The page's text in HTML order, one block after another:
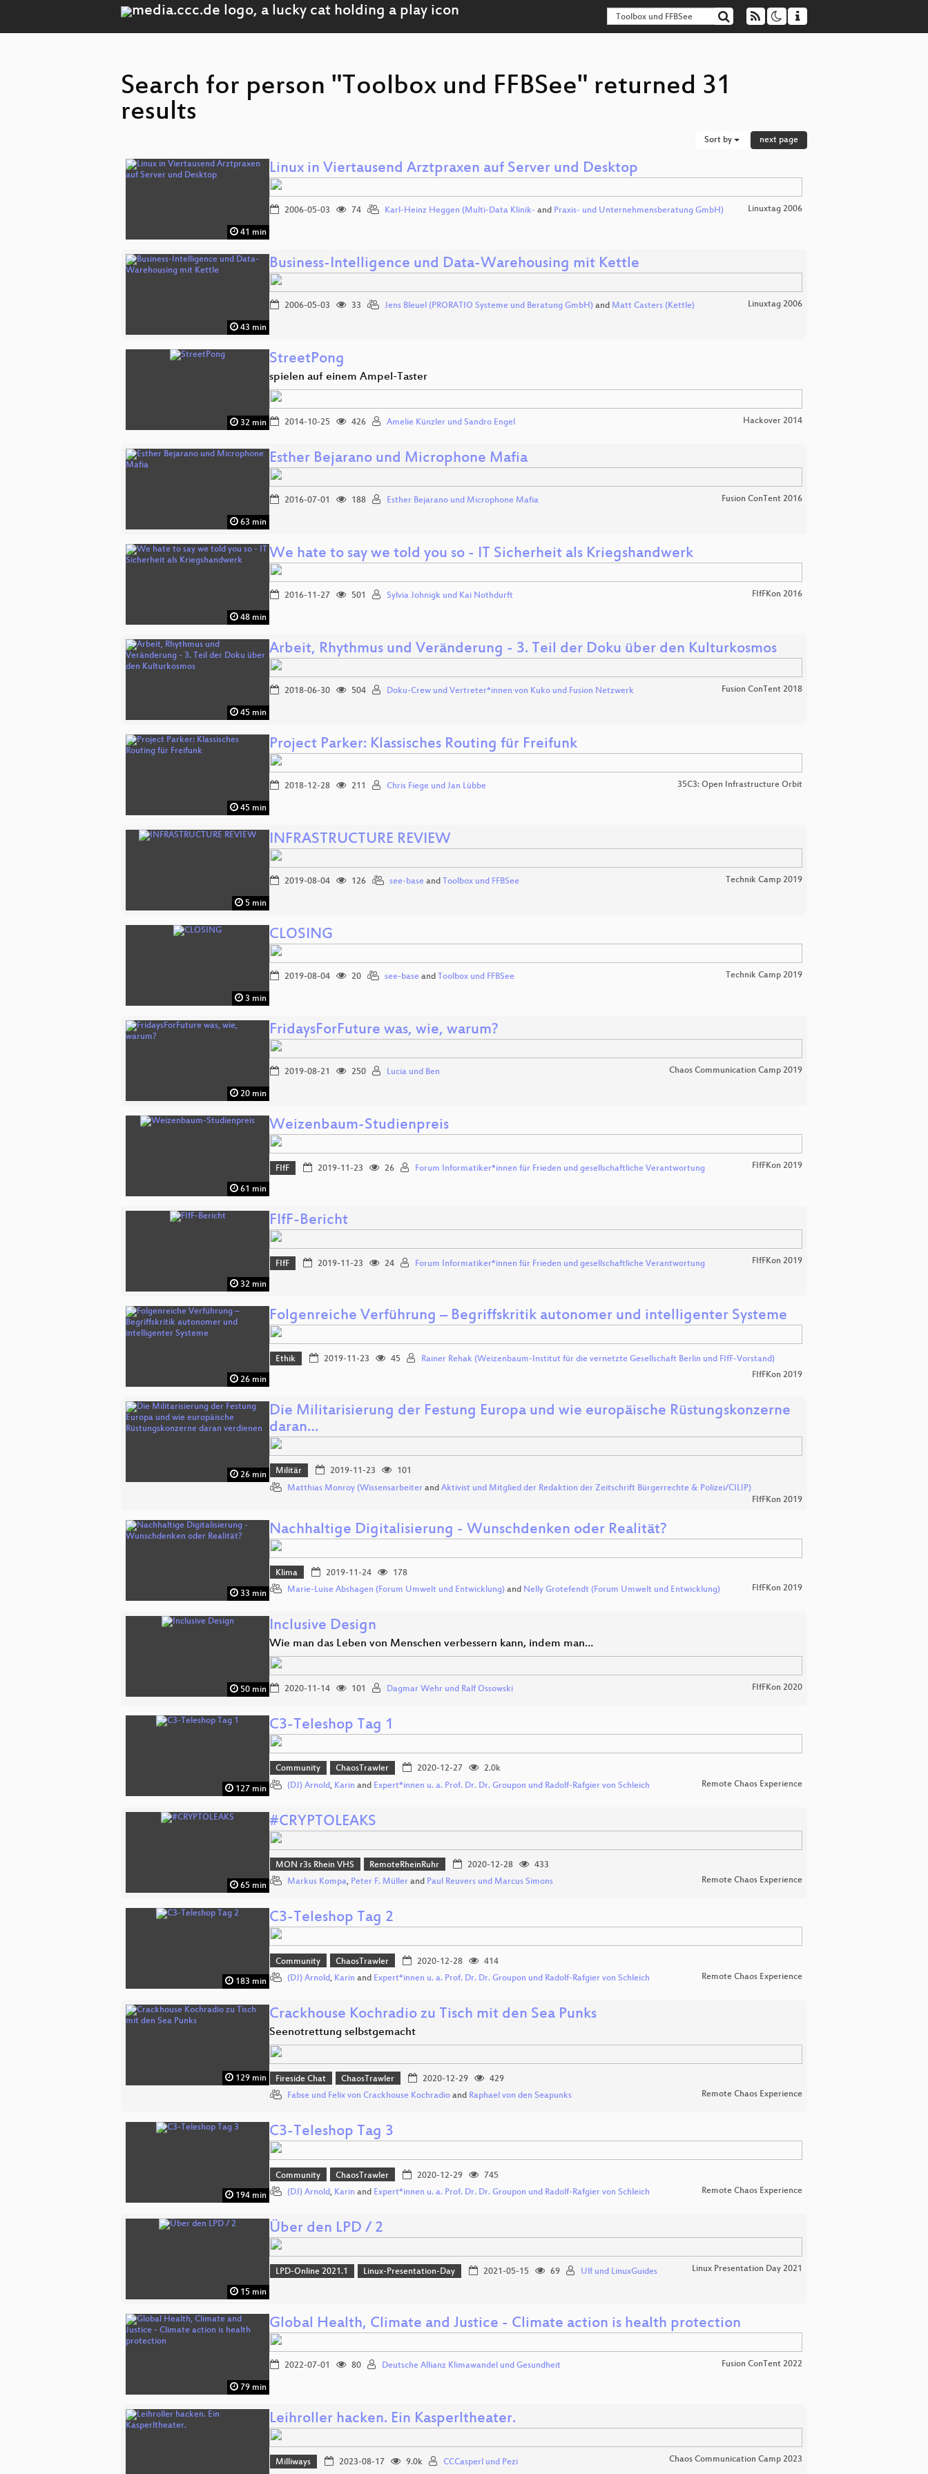
Search for person "Toolbox und FFBSee" returned 31
results
Sort by next page
41 min
Linux in Viertausend Arztpraxen auf Server und Desktop
2006-05-03 74 Karl-Heinz Heggen (Multi-Data Klinik- and Praxis- und Unternehmensberatung GmbH) Linuxtag 2006
43 min
Business-Intelligence und Data-Warehousing mit Kettle
2006-05-03 33 Jens Bleuel (PRORATIO Systeme und Beratung GmbH) and Matt Casters (Kettle) Linuxtag 2006
32 min
StreetPong
spielen auf einem Ampel-Taster
2014-10-25 426 Amelie Künzler und Sandro Engel Hackover 2014
63 min
Esther Bejarano und Microphone Mafia
2016-07-01 188 Esther Bejarano und Microphone Mafia Fusion ConTent 2016
48 min
We hate to say we told you so - IT Sicherheit als Kriegshandwerk
2016-11-27 501 Sylvia Johnigk und Kai Nothdurft FIfFKon 2016
45 min
Arbeit, Rhythmus und Veränderung - 3. Teil der Doku über den Kulturkosmos
2018-06-30 504 Doku-Crew und Vertreter*innen von Kuko und Fusion Netzwerk Fusion ConTent 2018
45 min
Project Parker: Klassisches Routing für Freifunk
2018-12-28 211 Chris Fiege und Jan Lübbe 35C3: Open Infrastructure Orbit
5 min
INFRASTRUCTURE REVIEW
2019-08-04 126 see-base and Toolbox und FFBSee Technik Camp 2019
3 min
CLOSING
2019-08-04 20 see-base and Toolbox und FFBSee Technik Camp 2019
20 min
FridaysForFuture was, wie, warum?
2019-08-21 250 Lucia und Ben Chaos Communication Camp 2019
61 min
Weizenbaum-Studienpreis
FIfF 2019-11-23 26 Forum Informatiker*innen für Frieden und gesellschaftliche Verantwortung FIfFKon 2019
32 min
FIfF-Bericht
FIfF 2019-11-23 24 Forum Informatiker*innen für Frieden und gesellschaftliche Verantwortung FIfFKon 2019
26 min
Folgenreiche Verführung – Begriffskritik autonomer und intelligenter Systeme
Ethik 2019-11-23 45
Rainer Rehak (Weizenbaum-Institut für die vernetzte Gesellschaft Berlin und FIfF-Vorstand)
FIfFKon 2019
26 min
Die Militarisierung der Festung Europa und wie europäische Rüstungskonzerne
daran…
Militär 2019-11-23
101
Matthias Monroy (Wissensarbeiter and Aktivist und Mitglied der Redaktion der Zeitschrift Bürgerrechte & Polizei/CILIP)
FIfFKon 2019
33 min
Nachhaltige Digitalisierung - Wunschdenken oder Realität?
Klima 2019-11-24
178
Marie-Luise Abshagen (Forum Umwelt und Entwicklung) and Nelly Grotefendt (Forum Umwelt und Entwicklung) FIfFKon 2019
50 min
Inclusive Design
Wie man das Leben von Menschen verbessern kann, indem man…
2020-11-14 101 Dagmar Wehr und Ralf Ossowski FIfFKon 2020
127 min
C3-Teleshop Tag 1
Community ChaosTrawler 2020-12-27
2.0k
(DJ) Arnold, Karin and Expert*innen u. a. Prof. Dr. Dr. Groupon und Radolf-Rafgier von Schleich Remote Chaos Experience
65 min
#CRYPTOLEAKS
MON r3s Rhein VHS RemoteRheinRuhr 2020-12-28
433
Markus Kompa, Peter F. Müller and Paul Reuvers und Marcus Simons Remote Chaos Experience
183 min
C3-Teleshop Tag 2
Community ChaosTrawler 2020-12-28
414
(DJ) Arnold, Karin and Expert*innen u. a. Prof. Dr. Dr. Groupon und Radolf-Rafgier von Schleich Remote Chaos Experience
129 min
Crackhouse Kochradio zu Tisch mit den Sea Punks
Seenotrettung selbstgemacht
Fireside Chat ChaosTrawler 2020-12-29
429
Fabse und Felix von Crackhouse Kochradio and Raphael von den Seapunks Remote Chaos Experience
194 min
C3-Teleshop Tag 3
Community ChaosTrawler 2020-12-29
745
(DJ) Arnold, Karin and Expert*innen u. a. Prof. Dr. Dr. Groupon und Radolf-Rafgier von Schleich Remote Chaos Experience
15 min
Über den LPD / 2
LPD-Online 2021.1 Linux-Presentation-Day 2021-05-15 69 Ulf und LinuxGuides Linux Presentation Day 2021
79 min
Global Health, Climate and Justice - Climate action is health protection
2022-07-01 80 Deutsche Allianz Klimawandel und Gesundheit Fusion ConTent 2022
Leihroller hacken. Ein Kasperltheater.
Milliways 2023-08-17 9.0k CCCasperl und Pezi Chaos Communication Camp 2023